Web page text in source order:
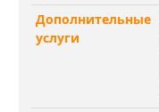
Дополнительные
услуги